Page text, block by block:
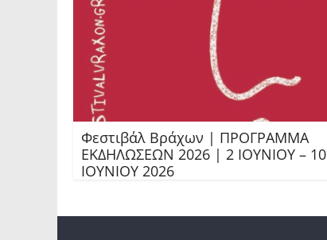
Φεστιβάλ Βράχων | ΠΡΟΓΡΑΜΜΑ
ΕΚΔΗΛΩΣΕΩΝ 2026 | 2 ΙΟΥΝΙΟΥ – 10
ΙΟΥΝΙΟΥ 2026